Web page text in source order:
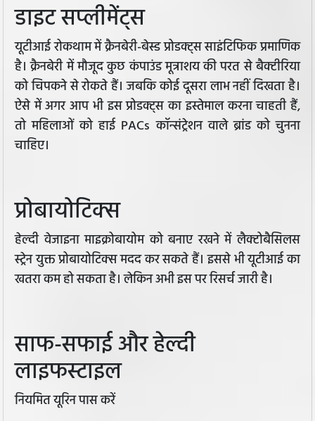
डाइट सप्लीमेंट्स
यूटीआई रोकथाम में क्रैनबेरी-बेस्ड प्रोडक्ट्स साइंटिफिक प्रमाणिक
है। क्रैनबेरी में मौजूद कुछ कंपाउंड मूत्राशय की परत से बैक्टीरिया
को चिपकने से रोकते हैं। जबकि कोई दूसरा लाभ नहीं दिखता है।
ऐसे में अगर आप भी इस प्रोडक्ट्स का इस्तेमाल करना चाहती हैं,
तो महिलाओं को हाई PACs कॉन्संट्रेशन वाले ब्रांड को चुनना
चाहिए।
प्रोबायोटिक्स
हेल्दी वेजाइना माइक्रोबायोम को बनाए रखने में लैक्टोबैसिलस
स्ट्रेन युक्त प्रोबायोटिक्स मदद कर सकते हैं। इससे भी यूटीआई का
खतरा कम हो सकता है। लेकिन अभी इस पर रिसर्च जारी है।
साफ-सफाई और हेल्दी
लाइफस्टाइल
नियमित यूरिन पास करें